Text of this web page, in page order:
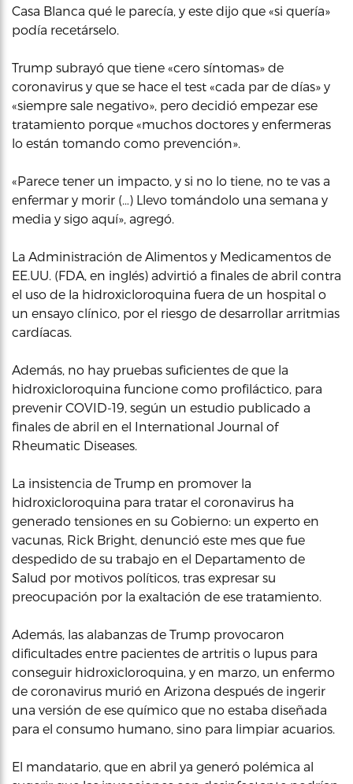
Casa Blanca qué le parecía, y este dijo que «si quería»
podía recetárselo.
Trump subrayó que tiene «cero síntomas» de
coronavirus y que se hace el test «cada par de días» y
«siempre sale negativo», pero decidió empezar ese
tratamiento porque «muchos doctores y enfermeras
lo están tomando como prevención».
«Parece tener un impacto, y si no lo tiene, no te vas a
enfermar y morir (…) Llevo tomándolo una semana y
media y sigo aquí», agregó.
La Administración de Alimentos y Medicamentos de
EE.UU. (FDA, en inglés) advirtió a finales de abril contra
el uso de la hidroxicloroquina fuera de un hospital o
un ensayo clínico, por el riesgo de desarrollar arritmias
cardíacas.
Además, no hay pruebas suficientes de que la
hidroxicloroquina funcione como profiláctico, para
prevenir COVID-19, según un estudio publicado a
finales de abril en el International Journal of
Rheumatic Diseases.
La insistencia de Trump en promover la
hidroxicloroquina para tratar el coronavirus ha
generado tensiones en su Gobierno: un experto en
vacunas, Rick Bright, denunció este mes que fue
despedido de su trabajo en el Departamento de
Salud por motivos políticos, tras expresar su
preocupación por la exaltación de ese tratamiento.
Además, las alabanzas de Trump provocaron
dificultades entre pacientes de artritis o lupus para
conseguir hidroxicloroquina, y en marzo, un enfermo
de coronavirus murió en Arizona después de ingerir
una versión de ese químico que no estaba diseñada
para el consumo humano, sino para limpiar acuarios.
El mandatario, que en abril ya generó polémica al